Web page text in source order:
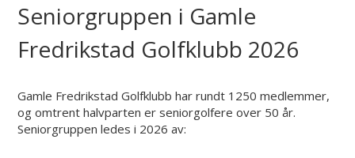
Seniorgruppen i Gamle
Fredrikstad Golfklubb 2026
Gamle Fredrikstad Golfklubb har rundt 1250 medlemmer,
og omtrent halvparten er seniorgolfere over 50 år.
Seniorgruppen ledes i 2026 av: